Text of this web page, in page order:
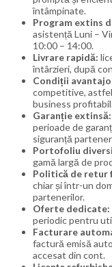
întâmpinate.
Program extins
asistență Luni –
10:00 – 14:00.
Livrare rapidă:
întârzieri, după
Condiții
competitive,
business
Garanție extinsă:
perioade de
siguranță
Portofoliu
gamă largă de
Politică de retur
chiar și într-un
partenerilor.
Oferte dedicate:
periodic pentru
Facturare
factură emisă
accesat din cont.